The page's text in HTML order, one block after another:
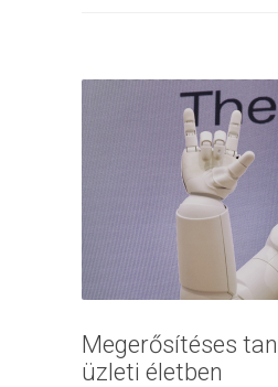
Megerősítéses
üzleti életben